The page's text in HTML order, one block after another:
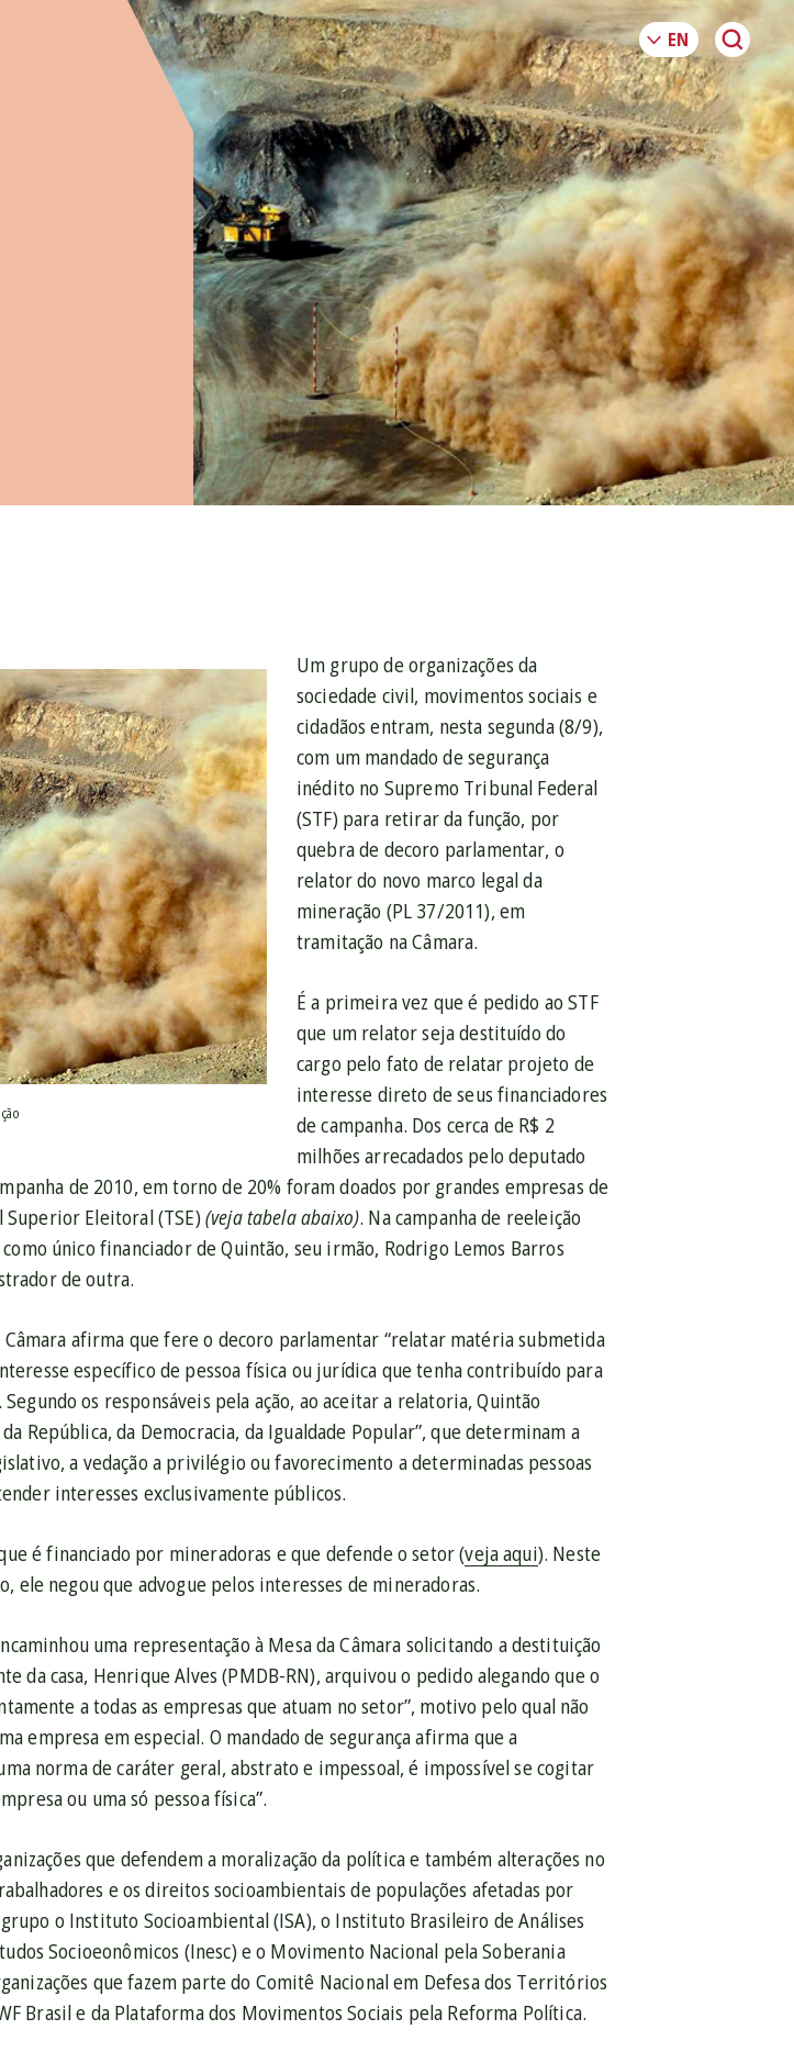
Um grupo de organizações da
sociedade civil, movimentos sociais e
cidadãos entram, nesta segunda (8/9),
com um mandado de segurança
inédito no Supremo Tribunal Federal
(STF) para retirar da função, por
quebra de decoro parlamentar, o
relator do novo marco legal da
mineração (PL 37/2011), em
tramitação na Câmara.
É a primeira vez que é pedido ao STF
que um relator seja destituído do
cargo pelo fato de relatar projeto de
interesse direto de seus financiadores
de campanha. Dos cerca de R$ 2
milhões arrecadados pelo deputado
de 2010, em torno de 20% foram doados por grandes empresas de
Eleitoral (TSE) (veja tabela abaixo). Na campanha de reeleição
único financiador de Quintão, seu irmão, Rodrigo Lemos Barros
de outra.
Câmara afirma que fere o decoro parlamentar “relatar matéria submetida
específico de pessoa física ou jurídica que tenha contribuído para
os responsáveis pela ação, ao aceitar a relatoria, Quintão
República, da Democracia, da Igualdade Popular”, que determinam a
a vedação a privilégio ou favorecimento a determinadas pessoas
interesses exclusivamente públicos.
é financiado por mineradoras e que defende o setor (veja aqui). Neste
ele negou que advogue pelos interesses de mineradoras.
uma representação à Mesa da Câmara solicitando a destituição
da casa, Henrique Alves (PMDB-RN), arquivou o pedido alegando que o
a todas as empresas que atuam no setor”, motivo pelo qual não
empresa em especial. O mandado de segurança afirma que a
norma de caráter geral, abstrato e impessoal, é impossível se cogitar
ou uma só pessoa física”.
que defendem a moralização da política e também alterações no
e os direitos socioambientais de populações afetadas por
o Instituto Socioambiental (ISA), o Instituto Brasileiro de Análises
Socioeonômicos (Inesc) e o Movimento Nacional pela Soberania
que fazem parte do Comitê Nacional em Defesa dos Territórios
Brasil e da Plataforma dos Movimentos Sociais pela Reforma Política.